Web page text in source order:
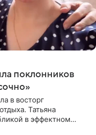
поклонников
в восторг
Татьяна
в эффектном